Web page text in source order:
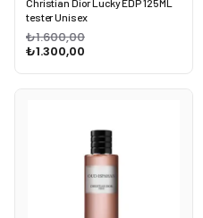
tester Unisex
₺1.600,00
₺1.300,00